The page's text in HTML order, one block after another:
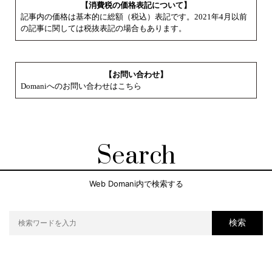
【消費税の価格表記について】
記事内の価格は基本的に総額（税込）表記です。2021年4月以前
の記事に関しては税抜表記の場合もあります。
【お問い合わせ】
Domaniへのお問い合わせはこちら
Search
Web Domani内で検索する
検索